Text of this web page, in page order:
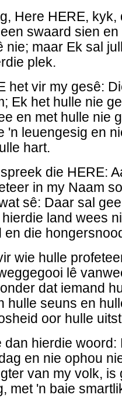
Here HERE,
swaard sien en
nie; maar Ek sal
plek.
het vir my gesê:
Ek het hulle nie
en met hulle nie
'n leuengesig en
hart.
die HERE:
in my Naam
sê: Daar sal
land wees
en die
wie hulle
lê
dat iemand
hulle seuns en
oor hulle
dan hierdie woord:
en nie ophou
van my volk, is
met 'n baie